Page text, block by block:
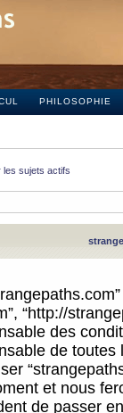
PHILOSOPHIE
les sujets actifs
“http://
des
de
et nous
de passer